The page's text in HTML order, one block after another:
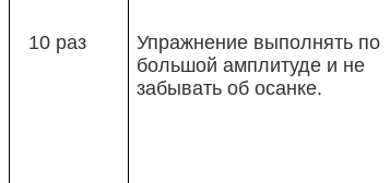
10 раз
Упражнение выполнять по
большой амплитуде и не
забывать об осанке.